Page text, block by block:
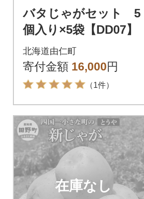
バタじゃがセット 5
個入り×5袋【DD07】
北海道由仁町
寄付金額 16,000円
（1件）
在庫なし